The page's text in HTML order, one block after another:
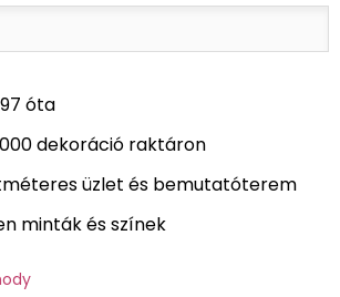
óta
dekoráció raktáron
üzlet és bemutatóterem
minták és színek